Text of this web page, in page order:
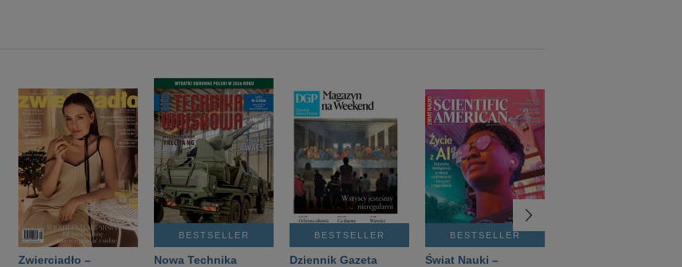
Zwierciadło –
BESTSELLER
Nowa Technika
BESTSELLER
Dziennik Gazeta
BESTSELLER
Świat Nauki –